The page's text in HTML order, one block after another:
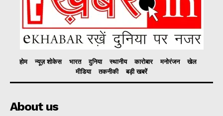
होम न्यूज़ शोकेस भारत दुनिया स्थानीय कारोबार मनोरंजन
खेल
मीडिया
तकनीकी बड़ी खबरें
About us